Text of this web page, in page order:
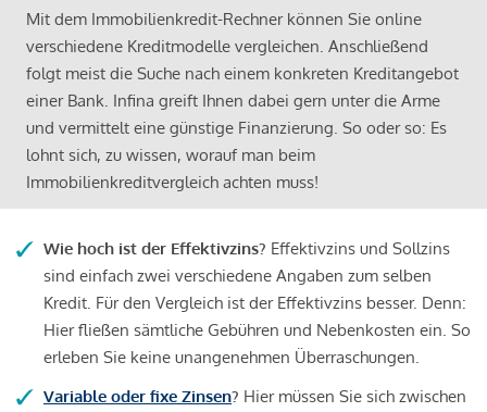
Mit dem Immobilienkredit-Rechner können Sie online
verschiedene Kreditmodelle vergleichen. Anschließend
folgt meist die Suche nach einem konkreten Kreditangebot
einer Bank. Infina greift Ihnen dabei gern unter die Arme
und vermittelt eine günstige Finanzierung. So oder so: Es
lohnt sich, zu wissen, worauf man beim
Immobilienkreditvergleich achten muss!
Wie hoch ist der Effektivzins? Effektivzins und Sollzins
sind einfach zwei verschiedene Angaben zum selben
Kredit. Für den Vergleich ist der Effektivzins besser. Denn:
Hier fließen sämtliche Gebühren und Nebenkosten ein. So
erleben Sie keine unangenehmen Überraschungen.
Variable oder fixe Zinsen? Hier müssen Sie sich zwischen